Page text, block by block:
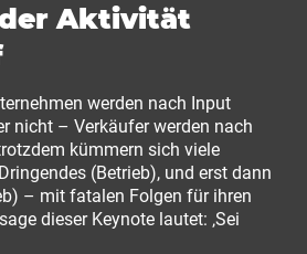
Aktivität
werden nach Input
nicht – Verkäufer werden nach
kümmern sich viele
(Betrieb), und erst dann
– mit fatalen Folgen für ihren
dieser Keynote lautet: ‚Sei